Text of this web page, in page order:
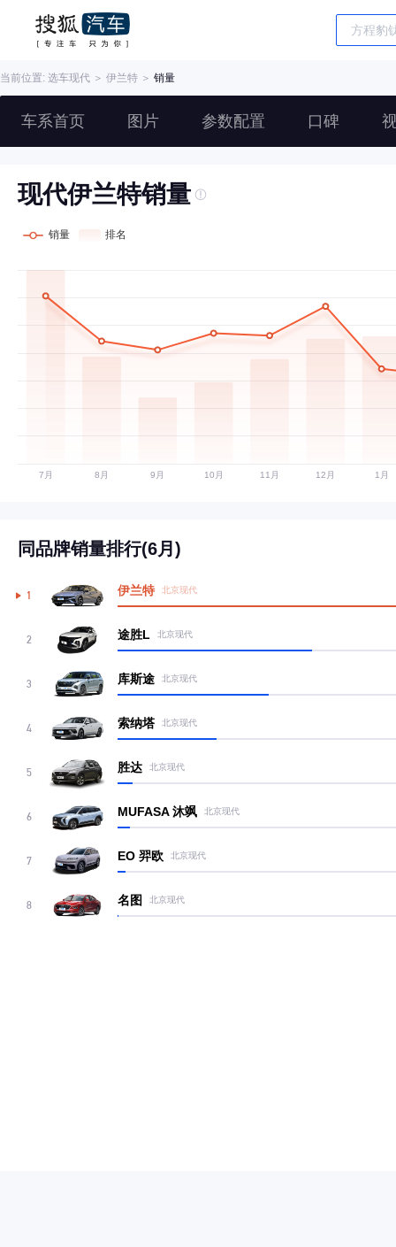
当前位置: 选车现代 ＞ 伊兰特 ＞ 销量
车系首页 图片 参数配置 口碑
现代伊兰特销量
同品牌销量排行(6月)
1 伊兰特 北京现代
2 途胜L 北京现代
3 库斯途 北京现代
4 索纳塔 北京现代
5 胜达 北京现代
6 MUFASA 沐飒 北京现代
7 EO 羿欧 北京现代
8 名图 北京现代